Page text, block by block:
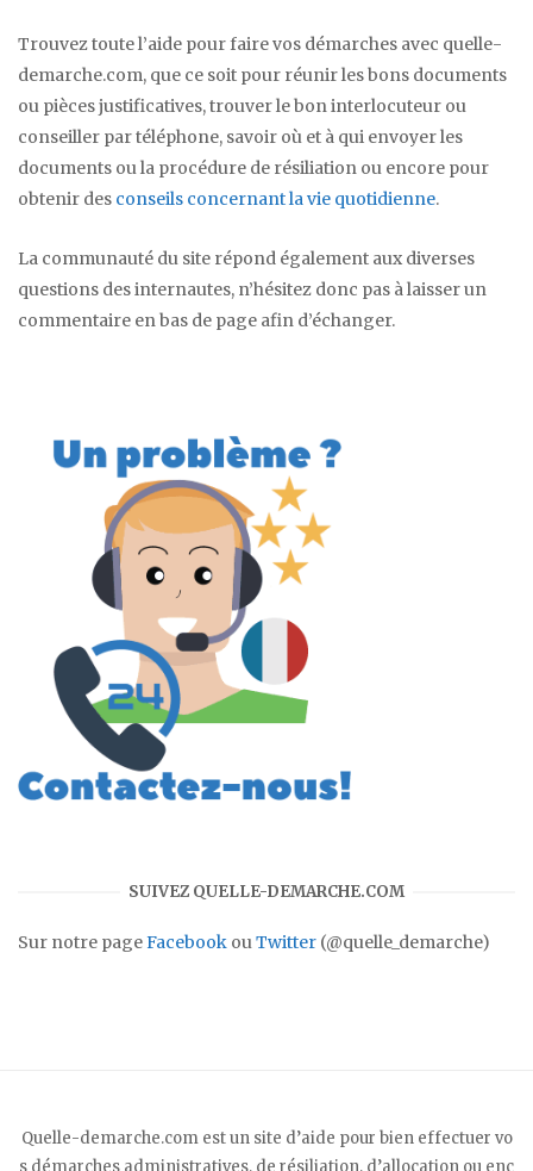
Trouvez toute l’aide pour faire vos démarches avec quelle-
demarche.com, que ce soit pour réunir les bons documents
ou pièces justificatives, trouver le bon interlocuteur ou
conseiller par téléphone, savoir où et à qui envoyer les
documents ou la procédure de résiliation ou encore pour
obtenir des conseils concernant la vie quotidienne.
La communauté du site répond également aux diverses
questions des internautes, n’hésitez donc pas à laisser un
commentaire en bas de page afin d’échanger.
SUIVEZ QUELLE-DEMARCHE.COM
Sur notre pageFacebook ouTwitter (@quelle_demarche)
Quelle-demarche.com est un site d’aide pour bien effectuer vo
s démarches administratives, de résiliation, d’allocation ou enc